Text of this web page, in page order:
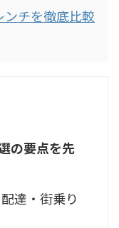
チを徹底比較
の要点を先
達・街乗り